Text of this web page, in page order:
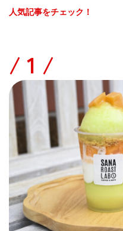
人気記事をチェック！
/